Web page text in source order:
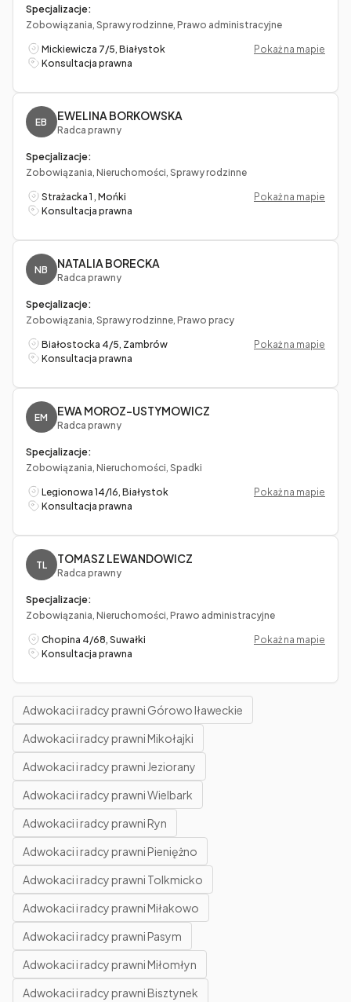
Specjalizacje:
Zobowiązania, Sprawy rodzinne, Prawo administracyjne
Mickiewicza 7/5, Białystok
Pokaż na mapie
Konsultacja prawna
EB EWELINA BORKOWSKA
Radca prawny
Specjalizacje:
Zobowiązania, Nieruchomości, Sprawy rodzinne
Strażacka 1 , Mońki
Pokaż na mapie
Konsultacja prawna
NB NATALIA BORECKA
Radca prawny
Specjalizacje:
Zobowiązania, Sprawy rodzinne, Prawo pracy
Białostocka 4/5, Zambrów
Pokaż na mapie
Konsultacja prawna
EM EWA MOROZ-USTYMOWICZ
Radca prawny
Specjalizacje:
Zobowiązania, Nieruchomości, Spadki
Legionowa 14/16, Białystok
Pokaż na mapie
Konsultacja prawna
TL TOMASZ LEWANDOWICZ
Radca prawny
Specjalizacje:
Zobowiązania, Nieruchomości, Prawo administracyjne
Chopina 4/68, Suwałki
Pokaż na mapie
Konsultacja prawna
Adwokaci i radcy prawni Górowo Iławeckie
Adwokaci i radcy prawni Mikołajki
Adwokaci i radcy prawni Jeziorany
Adwokaci i radcy prawni Wielbark
Adwokaci i radcy prawni Ryn
Adwokaci i radcy prawni Pieniężno
Adwokaci i radcy prawni Tolkmicko
Adwokaci i radcy prawni Miłakowo
Adwokaci i radcy prawni Pasym
Adwokaci i radcy prawni Miłomłyn
Adwokaci i radcy prawni Bisztynek